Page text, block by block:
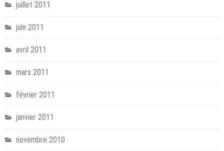
juillet 2011
juin 2011
avril 2011
mars 2011
février 2011
janvier 2011
novembre 2010